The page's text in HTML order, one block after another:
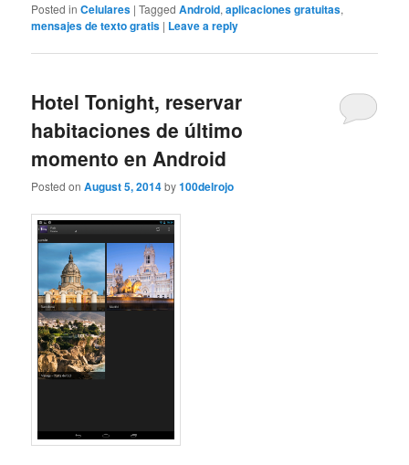
Posted in Celulares |Tagged Android,aplicaciones gratuitas,
mensajes de texto gratis | Leave a reply
Hotel Tonight, reservar
habitaciones de último
momento en Android
Posted onAugust 5, 2014by100delrojo